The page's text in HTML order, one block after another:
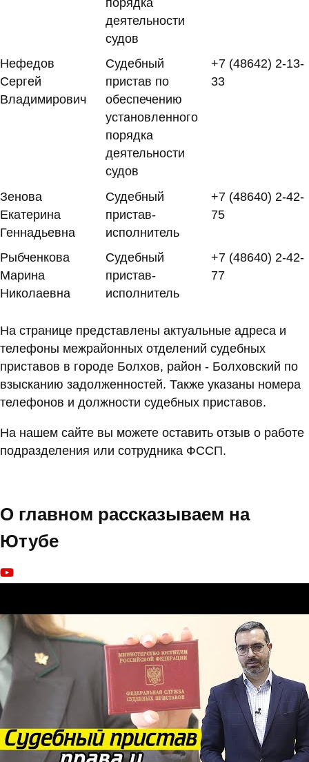
деятельности
судов
Нефедов
Сергей
Владимирович
Судебный
пристав по
обеспечению
установленного
порядка
деятельности
судов
+7 (48642) 2-13-
33
Зенова
Екатерина
Геннадьевна
Судебный
пристав-
исполнитель
+7 (48640) 2-42-
75
Рыбченкова
Марина
Николаевна
Судебный
пристав-
исполнитель
+7 (48640) 2-42-
77
На странице представлены актуальные адреса и
телефоны межрайонных отделений судебных
приставов в городе Болхов, район - Болховский по
взысканию задолженностей. Также указаны номера
телефонов и должности судебных приставов.
На нашем сайте вы можете оставить отзыв о работе
подразделения или сотрудника ФССП.
О главном рассказываем на
Ютубе